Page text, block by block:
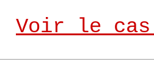
Voir le cas